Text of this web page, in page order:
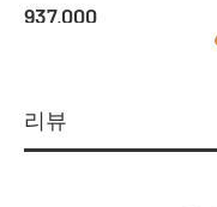
937,000
리뷰